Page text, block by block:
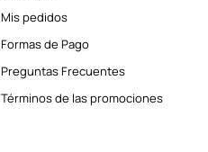
Mis pedidos
Formas de Pago
Preguntas Frecuentes
Términos de las promociones